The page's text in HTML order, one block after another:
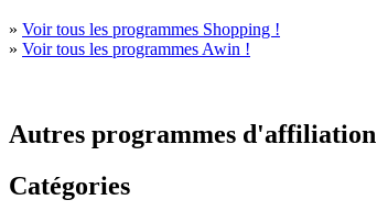
» Voir tous les programmes Shopping !
» Voir tous les programmes Awin !
Autres programmes d'affiliation
Catégories